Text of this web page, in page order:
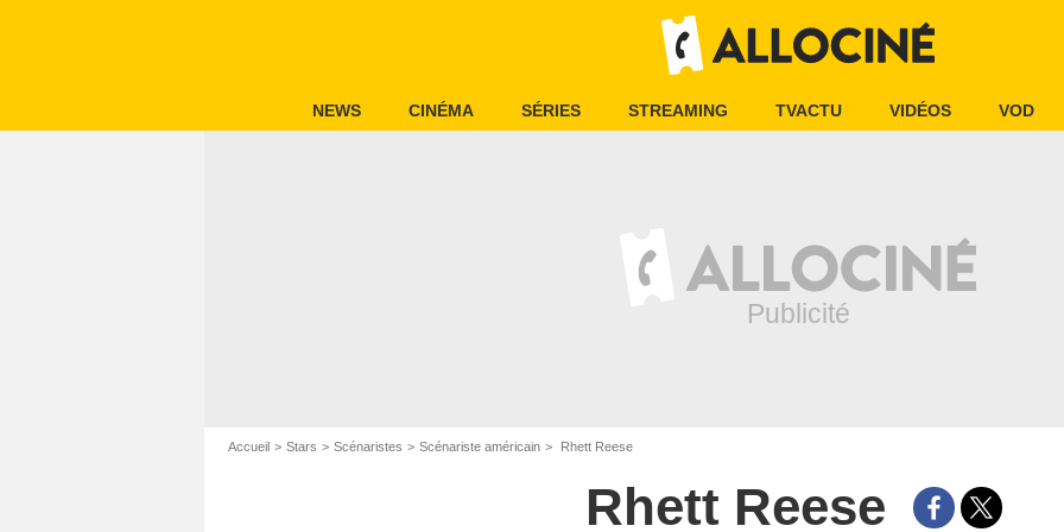
NEWS CINÉMA SÉRIES STREAMING TVACTU VIDÉOS VOD
Accueil Stars Scénaristes Scénariste américain Rhett Reese
Rhett Reese